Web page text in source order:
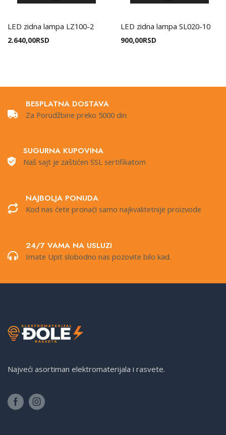
LED zidna lampa LZ100-2
2.640,00RSD
LED zidna lampa SL020-10
900,00RSD
BESPLATNA DOSTAVA
Za Porudžbine preko 5000 din
SUGURNA KUPOVINA
Naš sajt je zaštićen SSL sertifikatom
NAJBOLJA PONUDA
Kod nas ćete pronaći samo najkvalitetnije proizvode
24/7 VAMA NA USLUZI
Imate Upit slobodno nas pozovite bilo kad.
Najveći asortiman elektromaterijala i rasvete.